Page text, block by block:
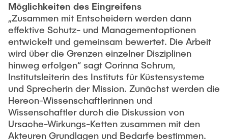
Möglichkeiten des Eingreifens
„Zusammen mit Entscheidern werden dann
effektive Schutz- und Managementoptionen
entwickelt und gemeinsam bewertet. Die Arbeit
wird über die Grenzen einzelner Disziplinen
hinweg erfolgen“ sagt Corinna Schrum,
Institutsleiterin des Instituts für Küstensysteme
und Sprecherin der Mission. Zunächst werden die
Hereon-Wissenschaftlerinnen und
Wissenschaftler durch die Diskussion von
Ursache-Wirkungs-Ketten zusammen mit den
Akteuren Grundlagen und Bedarfe bestimmen.